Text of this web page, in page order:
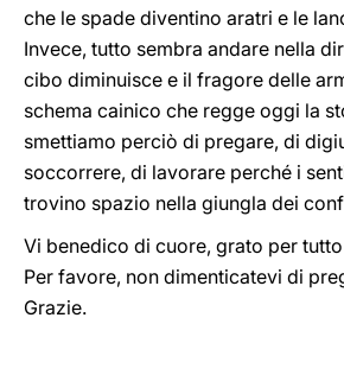
che le spade diventino aratri e le
Invece, tutto sembra andare nella
cibo diminuisce e il fragore delle
schema cainico che regge oggi la
smettiamo perciò di pregare, di
soccorrere, di lavorare perché i
trovino spazio nella giungla dei
Vi benedico di cuore, grato per
Per favore, non dimenticatevi di
Grazie.